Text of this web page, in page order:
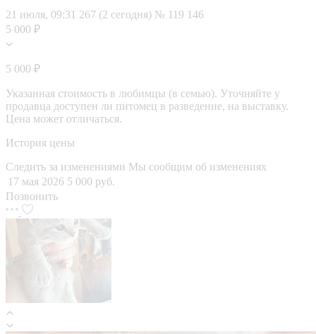
21 июля, 09:31 267 (2 сегодня) № 119 146
5 000 ₽
5 000 ₽
Указанная стоимость в любимцы (в семью). Уточняйте у
продавца доступен ли питомец в разведение, на выставку.
Цена может отличаться.
История цены
Следить за изменениями Мы сообщим об изменениях
17 мая 2026 5 000 руб.
Позвонить